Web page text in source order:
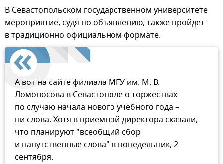
В Севастопольском государственном университете
мероприятие, судя по объявлению, также пройдет
в традиционно официальном формате.
А вот на сайте филиала МГУ им. М. В.
Ломоносова в Севастополе о торжествах
по случаю начала нового учебного года –
ни слова. Хотя в приемной директора сказали,
что планируют "всеобщий сбор
и напутственные слова" в понедельник, 2
сентября.